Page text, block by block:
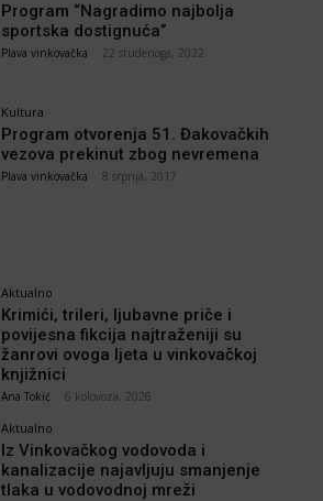
Program “Nagradimo najbolja
sportska dostignuća”
Plava vinkovačka 22 studenoga, 2022
Kultura
Program otvorenja 51. Đakovačkih
vezova prekinut zbog nevremena
Plava vinkovačka 8 srpnja, 2017
Aktualno
Krimići, trileri, ljubavne priče i
povijesna fikcija najtraženiji su
žanrovi ovoga ljeta u vinkovačkoj
knjižnici
Ana Tokić 6 kolovoza, 2026
Aktualno
Iz Vinkovačkog vodovoda i
kanalizacije najavljuju smanjenje
tlaka u vodovodnoj mreži